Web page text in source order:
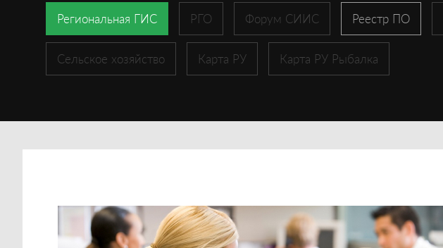
Региональная ГИС РГО Форум СИИС Реестр ПО
Сельское хозяйство Карта РУ Карта РУ Рыбалка